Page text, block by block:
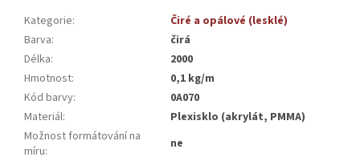
Kategorie:
Čiré a opálové (lesklé)
Barva:
čirá
Délka:
2000
Hmotnost:
0,1 kg/m
Kód barvy:
0A070
Materiál:
Plexisklo (akrylát, PMMA)
Možnost formátování na
míru: ne